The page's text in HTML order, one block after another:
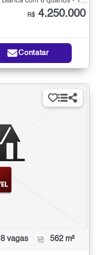
R$ 4.250.000
Contatar
8 vagas 562 m²